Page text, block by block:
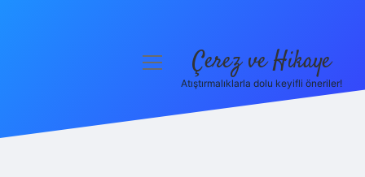
menüyü Çerez ve Hikaye
Atıştırmalıklarla dolu keyifli öneriler!